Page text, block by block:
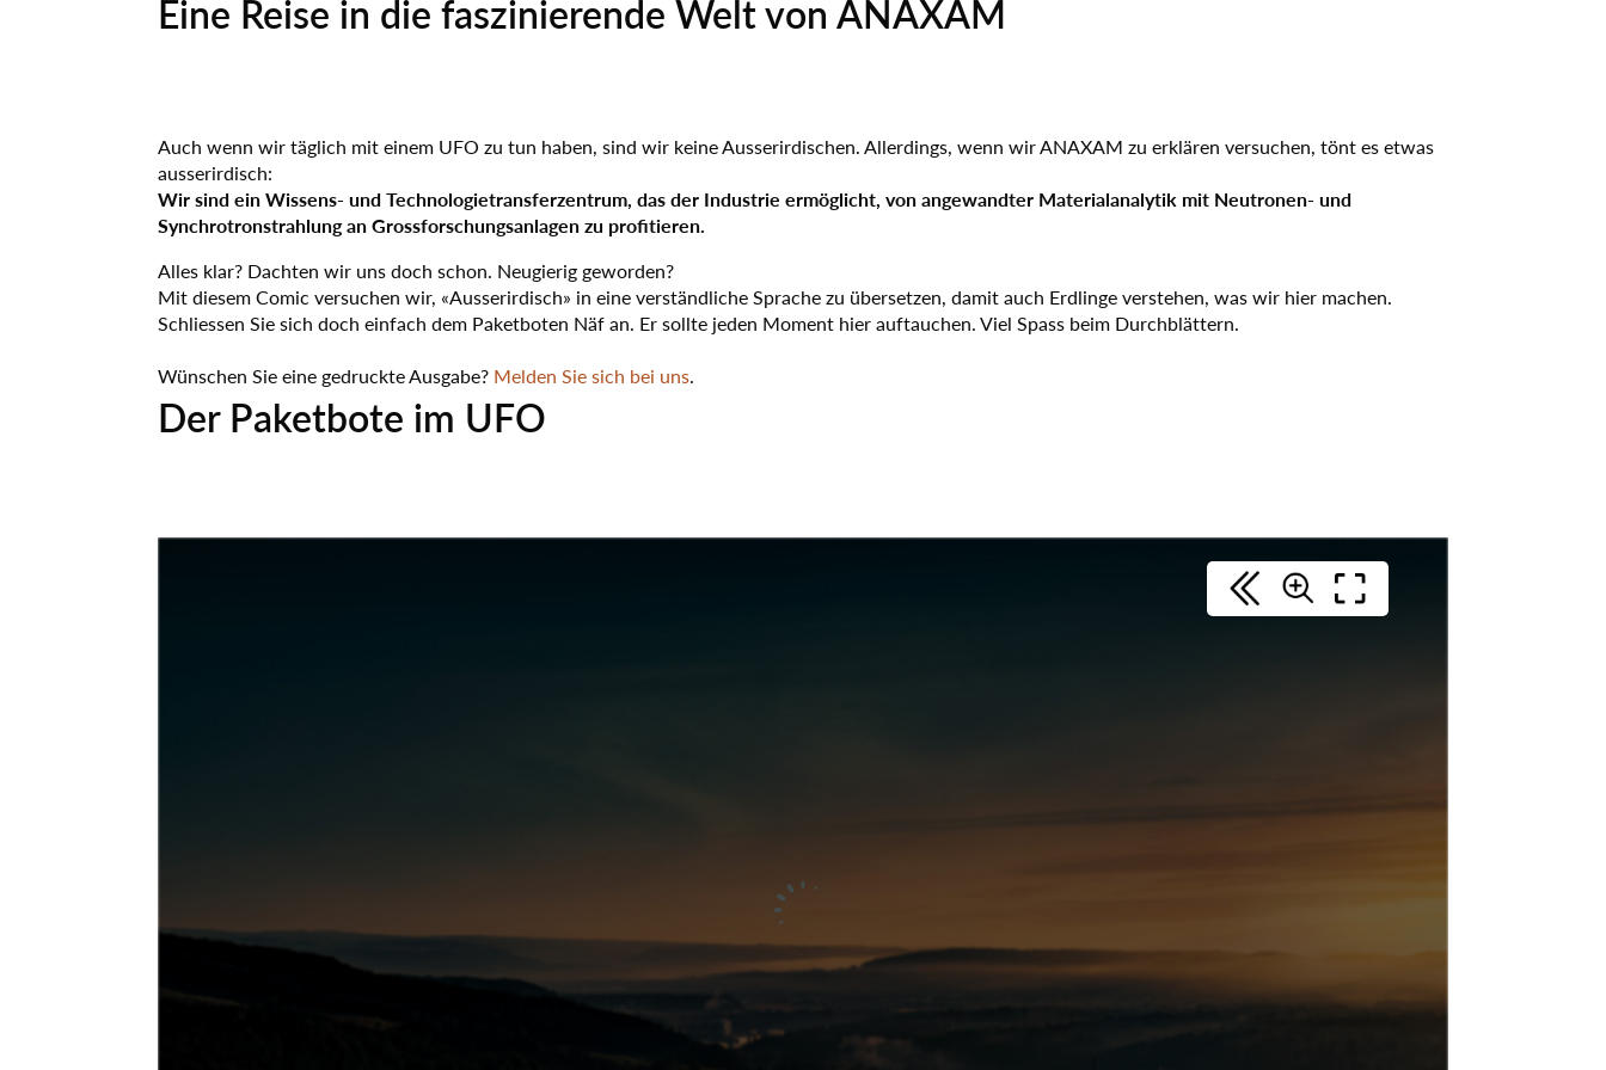
Vor-/Nachcharakterisierung
Unser Wissenstransfer-Angebot
Kontaktieren Sie uns
zerstörungsfreien
Assistentin der
Unsere Trägerschaft
Offene Jobs
Der Paketbote im UfoEine Reise in die faszinierende Welt von ANAXAM
Auch wenn wir täglich mit einem UFO zu tun haben, sind wir keine Ausserirdischen. Allerdings, wenn wir ANAXAM zu erklären versuchen, tönt es etwas
ausserirdisch:
Wir sind ein Wissens- und Technologietransferzentrum, das der Industrie ermöglicht, von angewandter Materialanalytik mit Neutronen- und
Synchrotronstrahlung an Grossforschungsanlagen zu profitieren.
Alles klar? Dachten wir uns doch schon. Neugierig geworden?
Mit diesem Comic versuchen wir, «Ausserirdisch» in eine verständliche Sprache zu übersetzen, damit auch Erdlinge verstehen, was wir hier machen.
Schliessen Sie sich doch einfach dem Paketboten Näf an. Er sollte jeden Moment hier auftauchen. Viel Spass beim Durchblättern.
Wünschen Sie eine gedruckte Ausgabe? Melden Sie sich bei uns.
Der Paketbote im UFO